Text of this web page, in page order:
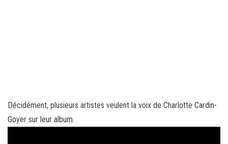
Décidément, plusieurs artistes veulent la voix de Charlotte Cardin-
Goyer sur leur album.